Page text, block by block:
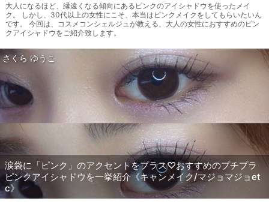
大人になるほど、縁遠くなる傾向にあるピンクのアイシャドウを使ったメイ
ク。 しかし、30代以上の女性にこそ、本当はピンクメイクをしてもらいたいん
です。 今回は、コスメコンシェルジュが教える、大人の女性におすすめのピン
クアイシャドウをご紹介致します。
さくら ゆうこ
涙袋に「ピンク」のアクセントをプラス♡おすすめのプチプラ
ピンクアイシャドウを一挙紹介《キャンメイク/マジョマジョet
c》